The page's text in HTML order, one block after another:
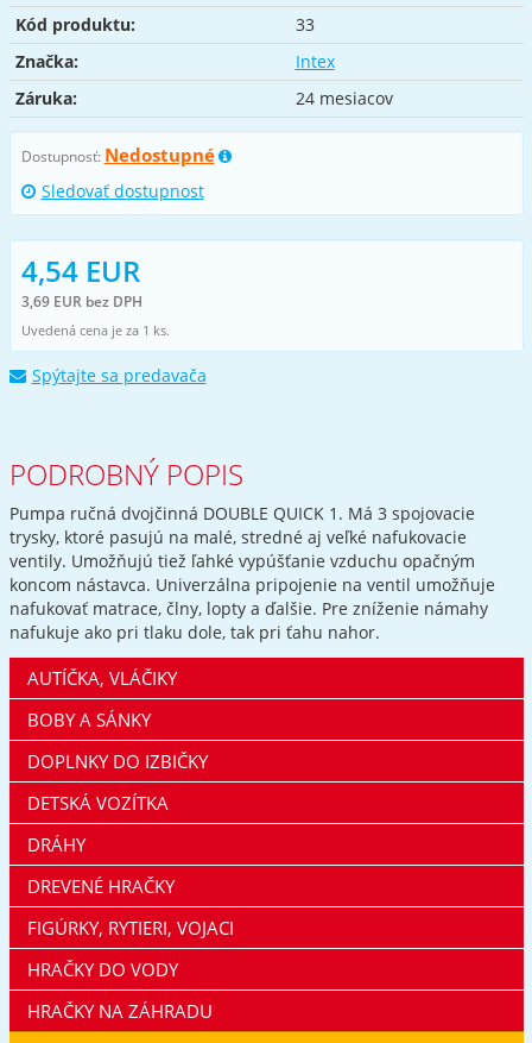
Kód produktu:
33
Značka:
Intex
Záruka:
24 mesiacov
Dostupnosť: Nedostupné
Sledovať dostupnost
4,54 EUR
3,69 EUR bez DPH
Uvedená cena je za 1 ks.
Spýtajte sa predavača
PODROBNÝ POPIS
Pumpa ručná dvojčinná DOUBLE QUICK 1. Má 3 spojovacie
trysky, ktoré pasujú na malé, stredné aj veľké nafukovacie
ventily. Umožňujú tiež ľahké vypúšťanie vzduchu opačným
koncom nástavca. Univerzálna pripojenie na ventil umožňuje
nafukovať matrace, člny, lopty a ďalšie. Pre zníženie námahy
nafukuje ako pri tlaku dole, tak pri ťahu nahor.
AUTÍČKA, VLÁČIKY
BOBY A SÁNKY
DOPLNKY DO IZBIČKY
DETSKÁ VOZÍTKA
DRÁHY
DREVENÉ HRAČKY
FIGÚRKY, RYTIERI, VOJACI
HRAČKY DO VODY
HRAČKY NA ZÁHRADU